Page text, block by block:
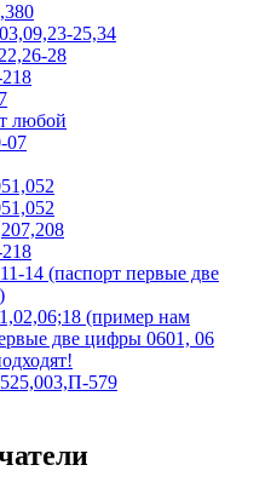
25,34
28
любой
07
14 (паспорт первые две
(пример нам
две цифры 0601, 06
579